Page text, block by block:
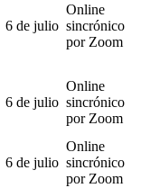
6 de julio
Online
sincrónico
por Zoom
6 de julio
Online
sincrónico
por Zoom
6 de julio
Online
sincrónico
por Zoom